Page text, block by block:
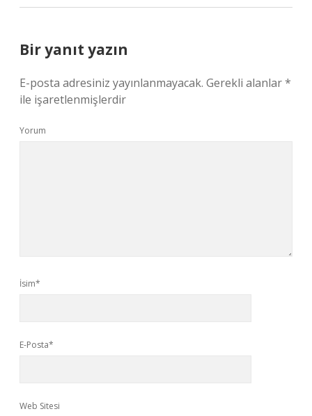
Bir yanıt yazın
E-posta adresiniz yayınlanmayacak. Gerekli alanlar*
ile işaretlenmişlerdir
Yorum
İsim*
E-Posta*
Web Sitesi